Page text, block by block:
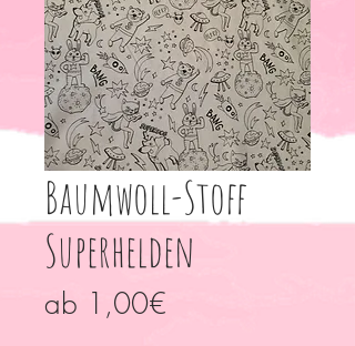
Baumwoll-Stoff
Superhelden
ab 1,00€